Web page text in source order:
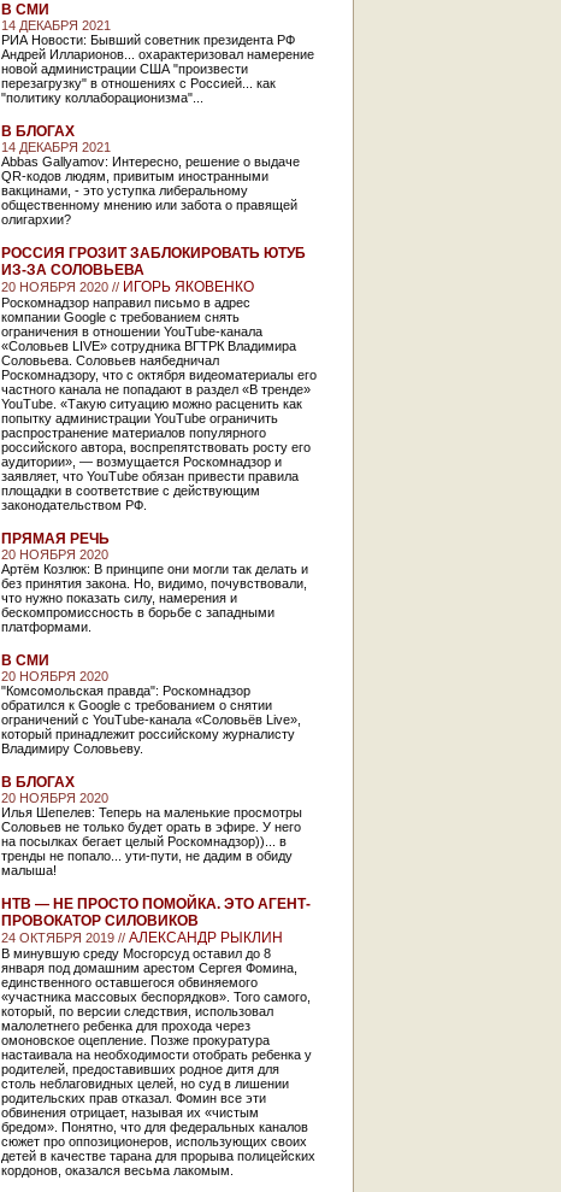
В СМИ
14 ДЕКАБРЯ 2021
РИА Новости: Бывший советник президента РФ
Андрей Илларионов... охарактеризовал намерение
новой администрации США "произвести
перезагрузку" в отношениях с Россией... как
"политику коллаборационизма"...
В БЛОГАХ
14 ДЕКАБРЯ 2021
Abbas Gallyamov: Интересно, решение о выдаче
QR-кодов людям, привитым иностранными
вакцинами, - это уступка либеральному
общественному мнению или забота о правящей
олигархии?
РОССИЯ ГРОЗИТ ЗАБЛОКИРОВАТЬ ЮТУБ
ИЗ-ЗА СОЛОВЬЕВА
20 НОЯБРЯ 2020 // ИГОРЬ ЯКОВЕНКО
Роскомнадзор направил письмо в адрес
компании Google с требованием снять
ограничения в отношении YouTube-канала
«Соловьев LIVE» сотрудника ВГТРК Владимира
Соловьева. Соловьев наябедничал
Роскомнадзору, что с октября видеоматериалы его
частного канала не попадают в раздел «В тренде»
YouTube. «Такую ситуацию можно расценить как
попытку администрации YouTube ограничить
распространение материалов популярного
российского автора, воспрепятствовать росту его
аудитории», — возмущается Роскомнадзор и
заявляет, что YouTube обязан привести правила
площадки в соответствие с действующим
законодательством РФ.
ПРЯМАЯ РЕЧЬ
20 НОЯБРЯ 2020
Артём Козлюк: В принципе они могли так делать и
без принятия закона. Но, видимо, почувствовали,
что нужно показать силу, намерения и
бескомпромиссность в борьбе с западными
платформами.
В СМИ
20 НОЯБРЯ 2020
"Комсомольская правда": Роскомнадзор
обратился к Google с требованием о снятии
ограничений с YouTube-канала «Соловьёв Live»,
который принадлежит российскому журналисту
Владимиру Соловьеву.
В БЛОГАХ
20 НОЯБРЯ 2020
Илья Шепелев: Теперь на маленькие просмотры
Соловьев не только будет орать в эфире. У него
на посылках бегает целый Роскомнадзор))... в
тренды не попало... ути-пути, не дадим в обиду
малыша!
НТВ — НЕ ПРОСТО ПОМОЙКА. ЭТО АГЕНТ-
ПРОВОКАТОР СИЛОВИКОВ
24 ОКТЯБРЯ 2019 // АЛЕКСАНДР РЫКЛИН
В минувшую среду Мосгорсуд оставил до 8
января под домашним арестом Сергея Фомина,
единственного оставшегося обвиняемого
«участника массовых беспорядков». Того самого,
который, по версии следствия, использовал
малолетнего ребенка для прохода через
омоновское оцепление. Позже прокуратура
настаивала на необходимости отобрать ребенка у
родителей, предоставивших родное дитя для
столь неблаговидных целей, но суд в лишении
родительских прав отказал. Фомин все эти
обвинения отрицает, называя их «чистым
бредом». Понятно, что для федеральных каналов
сюжет про оппозиционеров, использующих своих
детей в качестве тарана для прорыва полицейских
кордонов, оказался весьма лакомым.